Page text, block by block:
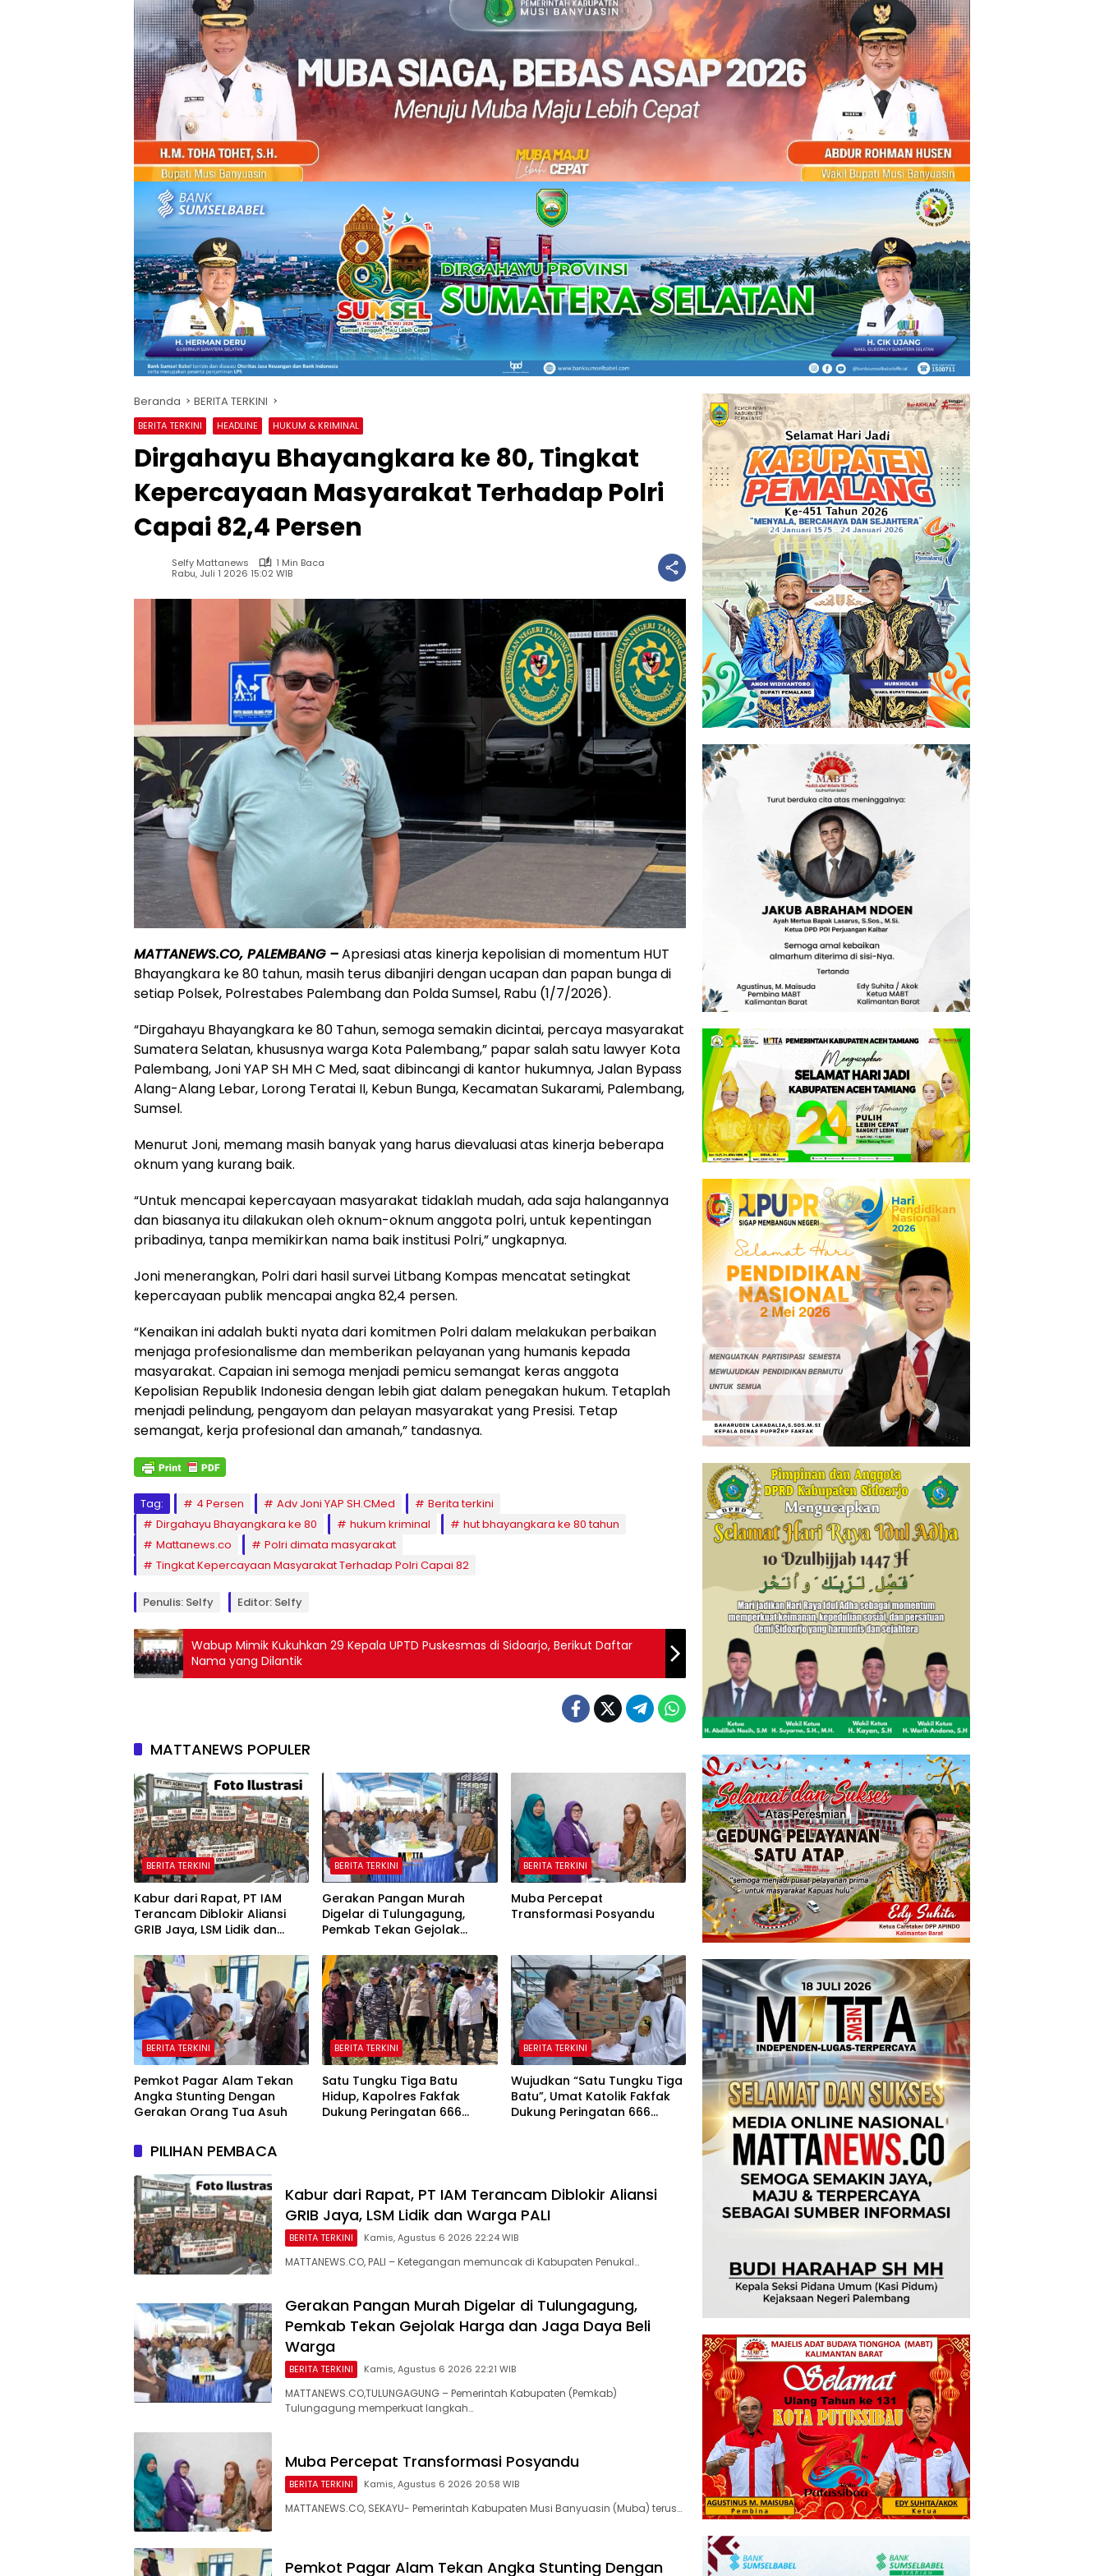
Beranda BERITA TERKINI
BERITA TERKINI HEADLINE HUKUM & KRIMINAL
Dirgahayu Bhayangkara ke 80, Tingkat
Kepercayaan Masyarakat Terhadap Polri
Capai 82,4 Persen
Selfy Mattanews
1 Min Baca
Rabu, Juli 1 2026 15:02 WIB
MATTANEWS.CO, PALEMBANG –Apresiasi atas kinerja kepolisian di momentum HUT
Bhayangkara ke 80 tahun, masih terus dibanjiri dengan ucapan dan papan bunga di
setiap Polsek, Polrestabes Palembang dan Polda Sumsel, Rabu (1/7/2026).
“Dirgahayu Bhayangkara ke 80 Tahun, semoga semakin dicintai, percaya masyarakat
Sumatera Selatan, khususnya warga Kota Palembang,” papar salah satu lawyer Kota
Palembang, Joni YAP SH MH C Med, saat dibincangi di kantor hukumnya, Jalan Bypass
Alang-Alang Lebar, Lorong Teratai II, Kebun Bunga, Kecamatan Sukarami, Palembang,
Sumsel.
Menurut Joni, memang masih banyak yang harus dievaluasi atas kinerja beberapa
oknum yang kurang baik.
“Untuk mencapai kepercayaan masyarakat tidaklah mudah, ada saja halangannya
dan biasanya itu dilakukan oleh oknum-oknum anggota polri, untuk kepentingan
pribadinya, tanpa memikirkan nama baik institusi Polri,” ungkapnya.
Joni menerangkan, Polri dari hasil survei Litbang Kompas mencatat setingkat
kepercayaan publik mencapai angka 82,4 persen.
“Kenaikan ini adalah bukti nyata dari komitmen Polri dalam melakukan perbaikan
menjaga profesionalisme dan memberikan pelayanan yang humanis kepada
masyarakat. Capaian ini semoga menjadi pemicu semangat keras anggota
Kepolisian Republik Indonesia dengan lebih giat dalam penegakan hukum. Tetaplah
menjadi pelindung, pengayom dan pelayan masyarakat yang Presisi. Tetap
semangat, kerja profesional dan amanah,” tandasnya.
Tag: 4 Persen Adv Joni YAP SH.CMed
Berita terkini
Dirgahayu Bhayangkara ke 80
hukum kriminal
hut bhayangkara ke 80 tahun
Mattanews.co
Polri dimata masyarakat
Tingkat Kepercayaan Masyarakat Terhadap Polri Capai 82
Penulis: Selfy Editor: Selfy
Wabup Mimik Kukuhkan 29 Kepala UPTD Puskesmas di Sidoarjo, Berikut Daftar
Nama yang Dilantik
MATTANEWS POPULER
BERITA TERKINI
Kabur dari Rapat, PT IAM
Terancam Diblokir Aliansi
GRIB Jaya, LSM Lidik dan
BERITA TERKINI
Gerakan Pangan Murah
Digelar di Tulungagung,
Pemkab Tekan Gejolak
Warga
BERITA TERKINI
Muba Percepat
Transformasi Posyandu
BERITA TERKINI
Pemkot Pagar Alam Tekan
Angka Stunting Dengan
Gerakan Orang Tua Asuh
BERITA TERKINI
Satu Tungku Tiga Batu
Hidup, Kapolres Fakfak
Dukung Peringatan 666
BERITA TERKINI
Wujudkan “Satu Tungku Tiga
Batu”, Umat Katolik Fakfak
Dukung Peringatan 666
PILIHAN PEMBACA
Kabur dari Rapat, PT IAM Terancam Diblokir Aliansi
GRIB Jaya, LSM Lidik dan Warga PALI
BERITA TERKINI Kamis, Agustus 6 2026 22:24 WIB
MATTANEWS.CO, PALI – Ketegangan memuncak di Kabupaten Penukal…
Gerakan Pangan Murah Digelar di Tulungagung,
Pemkab Tekan Gejolak Harga dan Jaga Daya Beli
Warga
BERITA TERKINI Kamis, Agustus 6 2026 22:21 WIB
MATTANEWS.CO,TULUNGAGUNG – Pemerintah Kabupaten (Pemkab)
Tulungagung memperkuat langkah…
Muba Percepat Transformasi Posyandu
BERITA TERKINI Kamis, Agustus 6 2026 20:58 WIB
MATTANEWS.CO, SEKAYU- Pemerintah Kabupaten Musi Banyuasin (Muba) terus…
Pemkot Pagar Alam Tekan Angka Stunting Dengan